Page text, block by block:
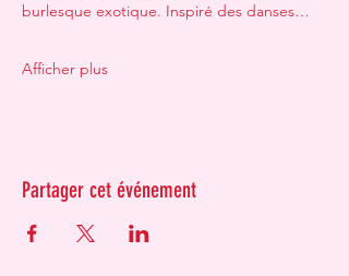
burlesque exotique. Inspiré des danses…
Afficher plus
Partager cet événement